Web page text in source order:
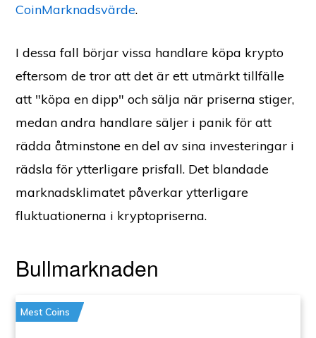
CoinMarknadsvärde.
I dessa fall börjar vissa handlare köpa krypto
eftersom de tror att det är ett utmärkt tillfälle
att "köpa en dipp" och sälja när priserna stiger,
medan andra handlare säljer i panik för att
rädda åtminstone en del av sina investeringar i
rädsla för ytterligare prisfall. Det blandade
marknadsklimatet påverkar ytterligare
fluktuationerna i kryptopriserna.
Bullmarknaden
Mest Coins